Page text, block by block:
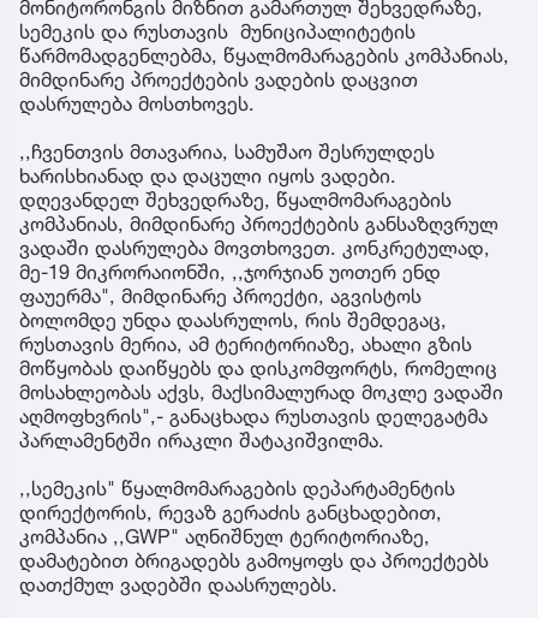
მონიტორონგის მიზნით გამართულ შეხვედრაზე,
სემეკის და რუსთავის მუნიციპალიტეტის
წარმომადგენლებმა, წყალმომარაგების კომპანიას,
მიმდინარე პროექტების ვადების დაცვით
დასრულება მოსთხოვეს.
,,ჩვენთვის მთავარია, სამუშაო შესრულდეს
ხარისხიანად და დაცული იყოს ვადები.
დღევანდელ შეხვედრაზე, წყალმომარაგების
კომპანიას, მიმდინარე პროექტების განსაზღვრულ
ვადაში დასრულება მოვთხოვეთ. კონკრეტულად,
მე-19 მიკრორაიონში, ,,ჯორჯიან უოთერ ენდ
ფაუერმა", მიმდინარე პროექტი, აგვისტოს
ბოლომდე უნდა დაასრულოს, რის შემდეგაც,
რუსთავის მერია, ამ ტერიტორიაზე, ახალი გზის
მოწყობას დაიწყებს და დისკომფორტს, რომელიც
მოსახლეობას აქვს, მაქსიმალურად მოკლე ვადაში
აღმოფხვრის",- განაცხადა რუსთავის დელეგატმა
პარლამენტში ირაკლი შატაკიშვილმა.
,,სემეკის" წყალმომარაგების დეპარტამენტის
დირექტორის, რევაზ გერაძის განცხადებით,
კომპანია ,,GWP" აღნიშნულ ტერიტორიაზე,
დამატებით ბრიგადებს გამოყოფს და პროექტებს
დათქმულ ვადებში დაასრულებს.